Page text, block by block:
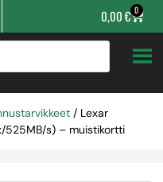
0,00€ 0
/ Lexar
525MB/s) – muistikortti